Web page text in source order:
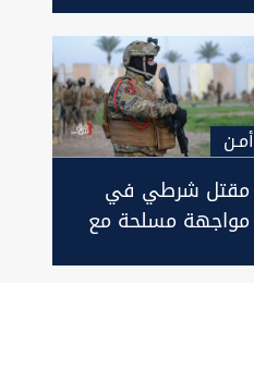
اختطفتها عصابة منذ
4 اشهر
أمـن
مقتل شرطي في
مواجهة مسلحة مع